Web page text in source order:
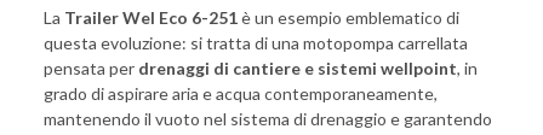
La Trailer Wel Eco 6-251è un esempio emblematico di
questa evoluzione: si tratta di una motopompa carrellata
pensata per drenaggi di cantiere e sistemi wellpoint, in
grado di aspirare aria e acqua contemporaneamente,
mantenendo il vuoto nel sistema di drenaggio e garantendo